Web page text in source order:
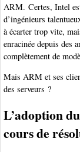
ARM. Certes, Intel
d’ingénieurs
à écarter trop vite,
enracinée depuis des
complètement de
Mais ARM et ses
des serveurs ?
L’adoption
cours de